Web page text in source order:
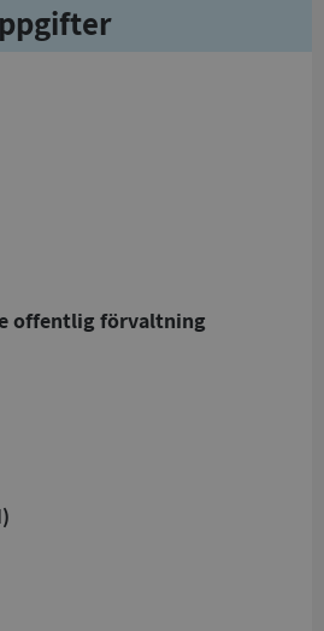
offentlig förvaltning